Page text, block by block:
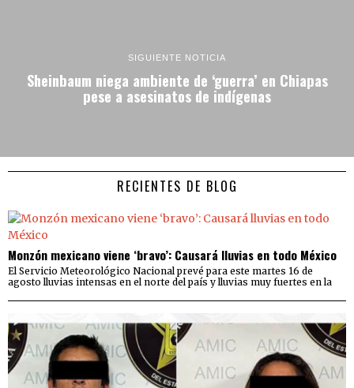
SIGUIENTE NOTICIA
Sheinbaum niega ambiente de ‘guerra’ en Chiapas
pese a asesinatos de indígenas
RECIENTES DE BLOG
Monzón mexicano viene ‘bravo’: Causará lluvias en todo México
El Servicio Meteorológico Nacional prevé para este martes 16 de
agosto lluvias intensas en el norte del país y lluvias muy fuertes en la